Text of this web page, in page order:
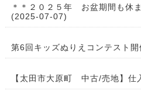
＊＊２０２５年 お盆期間も休
(2025-07-07)
第6回キッズぬりえコンテスト
【太田市大原町 中古/売地】